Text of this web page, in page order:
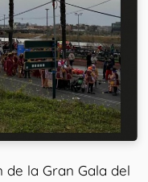
de la Gran Gala del